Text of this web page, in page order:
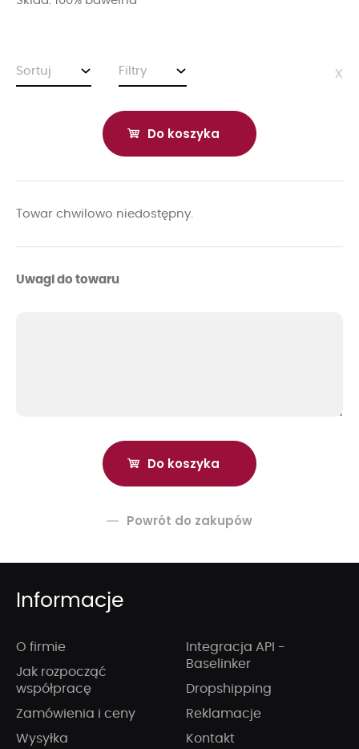
Sortuj Filtry x
Do koszyka
Towar chwilowo niedostępny.
Uwagi do towaru
Powrót do zakupów
Informacje
O firmie
Jak rozpocząć
współpracę
Zamówienia i ceny
Wysyłka
Integracja API -
Baselinker
Dropshipping
Reklamacje
Kontakt